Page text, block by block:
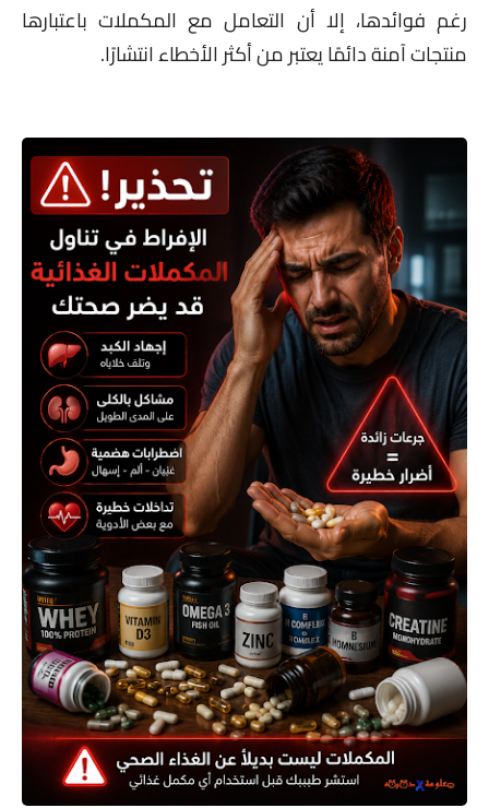
رغم فوائدها، إلا أن التعامل مع المكملات باعتبارها
منتجات آمنة دائمًا يعتبر من أكثر الأخطاء انتشارًا.